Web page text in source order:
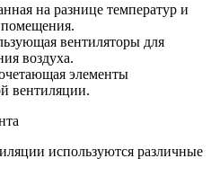
на разнице температур и
вентиляторы для
воздуха.
элементы
вентиляции.
используются различные